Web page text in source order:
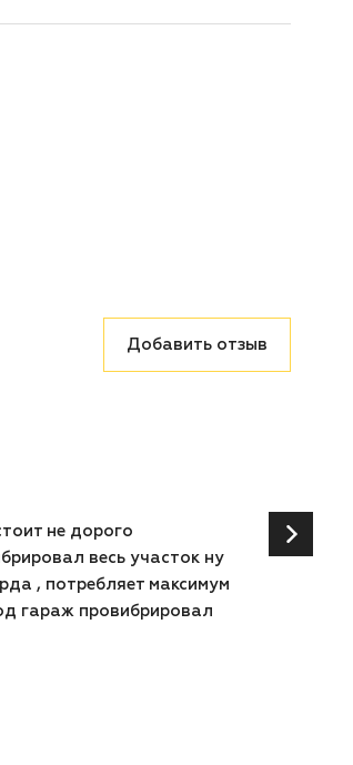
Добавить отзыв
не дорого
весь участок ну
, потребляет максимум
гараж провибрировал